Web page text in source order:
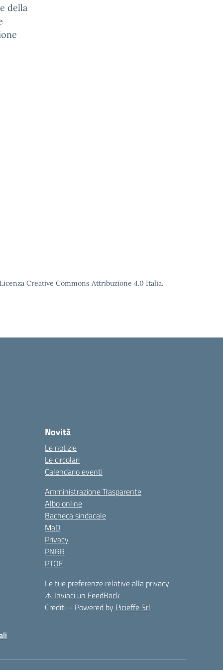
della
Creative Commons Attribuzione 4.0 Italia.
Novità
Le notizie
Le circolari
Calendario eventi
Amministrazione Trasparente
Albo online
Bacheca sindacale
MaD
Privacy
PNRR
PTOF
Le tue preferenze relative alla privacy
⚠️ Inviaci un FeedBack
Crediti – Powered by Picieffe Srl